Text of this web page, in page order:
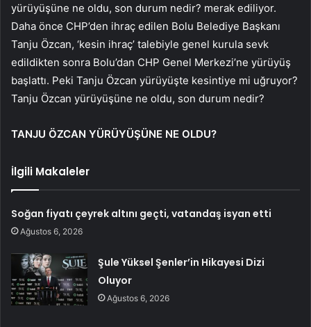
yürüyüşüne ne oldu, son durum nedir? merak ediliyor.
Daha önce CHP’den ihraç edilen Bolu Belediye Başkanı
Tanju Özcan, ‘kesin ihraç’ talebiyle genel kurula sevk
edildikten sonra Bolu’dan CHP Genel Merkezi’ne yürüyüş
başlattı. Peki Tanju Özcan yürüyüşte kesintiye mi uğruyor?
Tanju Özcan yürüyüşüne ne oldu, son durum nedir?
TANJU ÖZCAN YÜRÜYÜŞÜNE NE OLDU?
İlgili Makaleler
Soğan fiyatı çeyrek altını geçti, vatandaş isyan etti
Ağustos 6, 2026
Şule Yüksel Şenler’in Hikayesi Dizi
Oluyor
Ağustos 6, 2026